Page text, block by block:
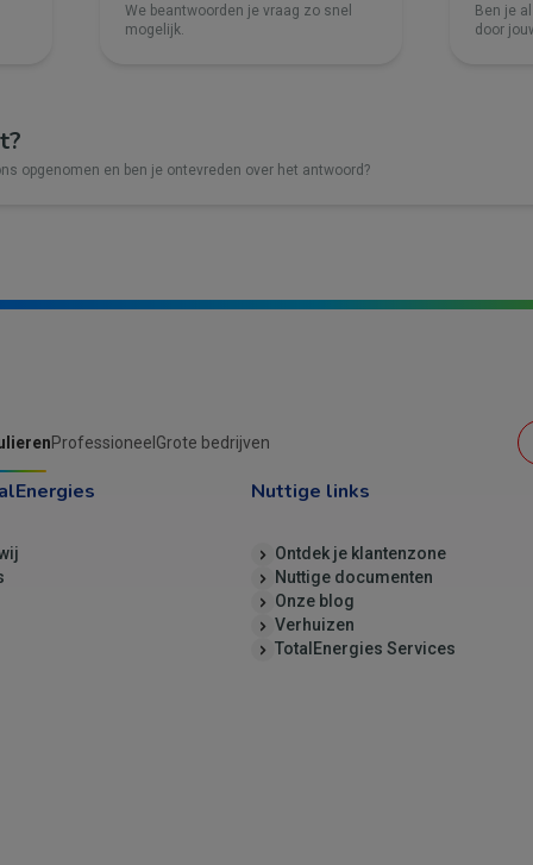
We beantwoorden je vraag zo snel
mogelijk.
Ben je
door
opgenomen en ben je ontevreden over het antwoord?
Professioneel Grote bedrijven
Nuttige links
Ontdek je klantenzone
Nuttige documenten
Onze blog
Verhuizen
TotalEnergies Services